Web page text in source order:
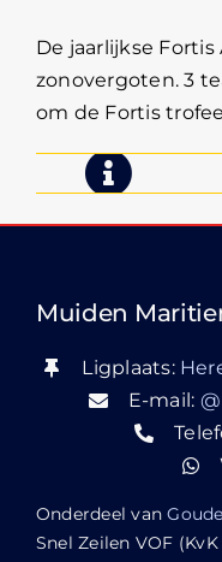
De jaarlijkse
zonovergoten. 3
om de Fortis
Muiden
Ligplaats:
E-mail:
Onderdeel van
Snel Zeilen VOF (KvK